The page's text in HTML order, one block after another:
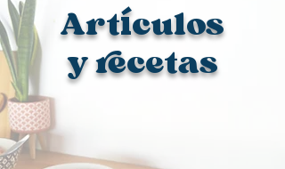
Artículos
y recetas